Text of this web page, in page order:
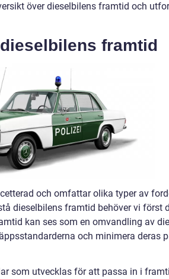
över dieselbilens framtid och
framtid
och omfattar olika typer av
dieselbilens framtid behöver vi först
kan ses som en omvandling av
och minimera deras
som utvecklas för att passa in i